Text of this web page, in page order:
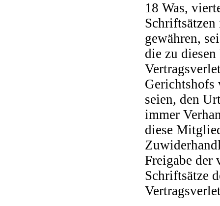
18 Was,
Schriftsätzen
gewähren,
die zu diesen
Gerichtshofs
seien, den
immer
diese
Freigabe der
Schriftsätze